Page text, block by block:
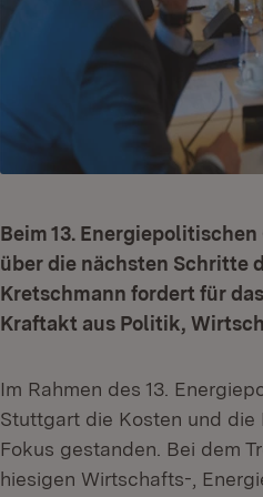
Beim 13.
über die nächsten Schritte
Kretschmann fordert für
Kraftakt aus Politik,
Im Rahmen des 13.
Stuttgart die Kosten und
Fokus gestanden. Bei dem
hiesigen Wirtschafts-,